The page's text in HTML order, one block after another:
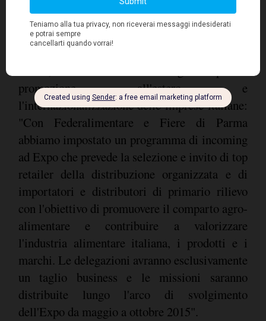
Un progetto voluto e finanziato dall'Italian
promozione all'estero e
l'internazionalizzazione delle imprese italiane:
"Con Federalimentare e Fiere di Parma
abbiamo impostato un programma di incoming
ad Expo che prevede la selezione e invito di top
retailer della distribuzione organizzata e di
importatori e distributori di primario rilievo
con l'obiettivo di promuovere il comparto agro-
alimentare e contribuire a valorizzare
l'industria alimentare italiana, i prodotti e i
marchi. Le delegazioni avranno esclusivamente
un taglio business e le missioni saranno
distribuite lungo l'arco di svolgimento
dell'Expo da maggio a ottobre 2015".